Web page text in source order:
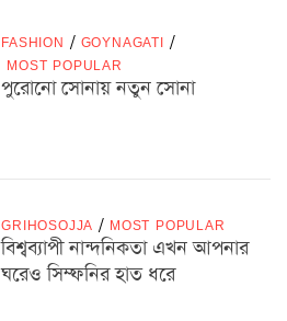
FASHION / GOYNAGATI /
MOST POPULAR
পুরোনো সোনায় নতুন সোনা
GRIHOSOJJA / MOST POPULAR
বিশ্বব্যাপী নান্দনিকতা এখন আপনার
ঘরেও সিম্ফনির হাত ধরে